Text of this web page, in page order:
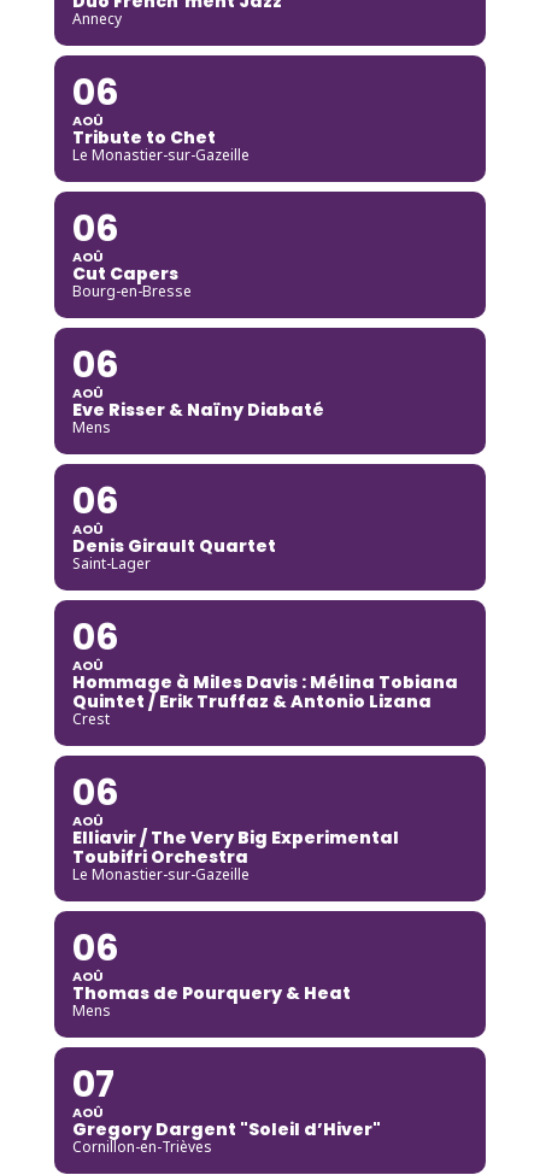
Annecy
06
AOÛ
Tribute to Chet
Le Monastier-sur-Gazeille
06
AOÛ
Cut Capers
Bourg-en-Bresse
06
AOÛ
Eve Risser & Naïny Diabaté
Mens
06
AOÛ
Denis Girault Quartet
Saint-Lager
06
AOÛ
Hommage à Miles Davis : Mélina Tobiana
Quintet / Erik Truffaz & Antonio Lizana
Crest
06
AOÛ
Elliavir / The Very Big Experimental
Toubifri Orchestra
Le Monastier-sur-Gazeille
06
AOÛ
Thomas de Pourquery & Heat
Mens
07
AOÛ
Gregory Dargent "Soleil d’Hiver"
Cornillon-en-Trièves